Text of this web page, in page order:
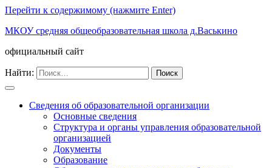
Перейти к содержимому (нажмите Enter)
МКОУ средняя общеобразовательная школа д.Васькино
официальный сайт
Найти:
Сведения об образовательной организации
Основные сведения
Структура и органы управления образовательной
организацией
Документы
Образование